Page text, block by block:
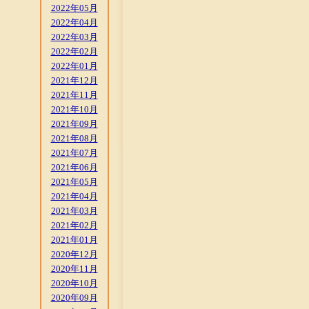
2022年05月
2022年04月
2022年03月
2022年02月
2022年01月
2021年12月
2021年11月
2021年10月
2021年09月
2021年08月
2021年07月
2021年06月
2021年05月
2021年04月
2021年03月
2021年02月
2021年01月
2020年12月
2020年11月
2020年10月
2020年09月